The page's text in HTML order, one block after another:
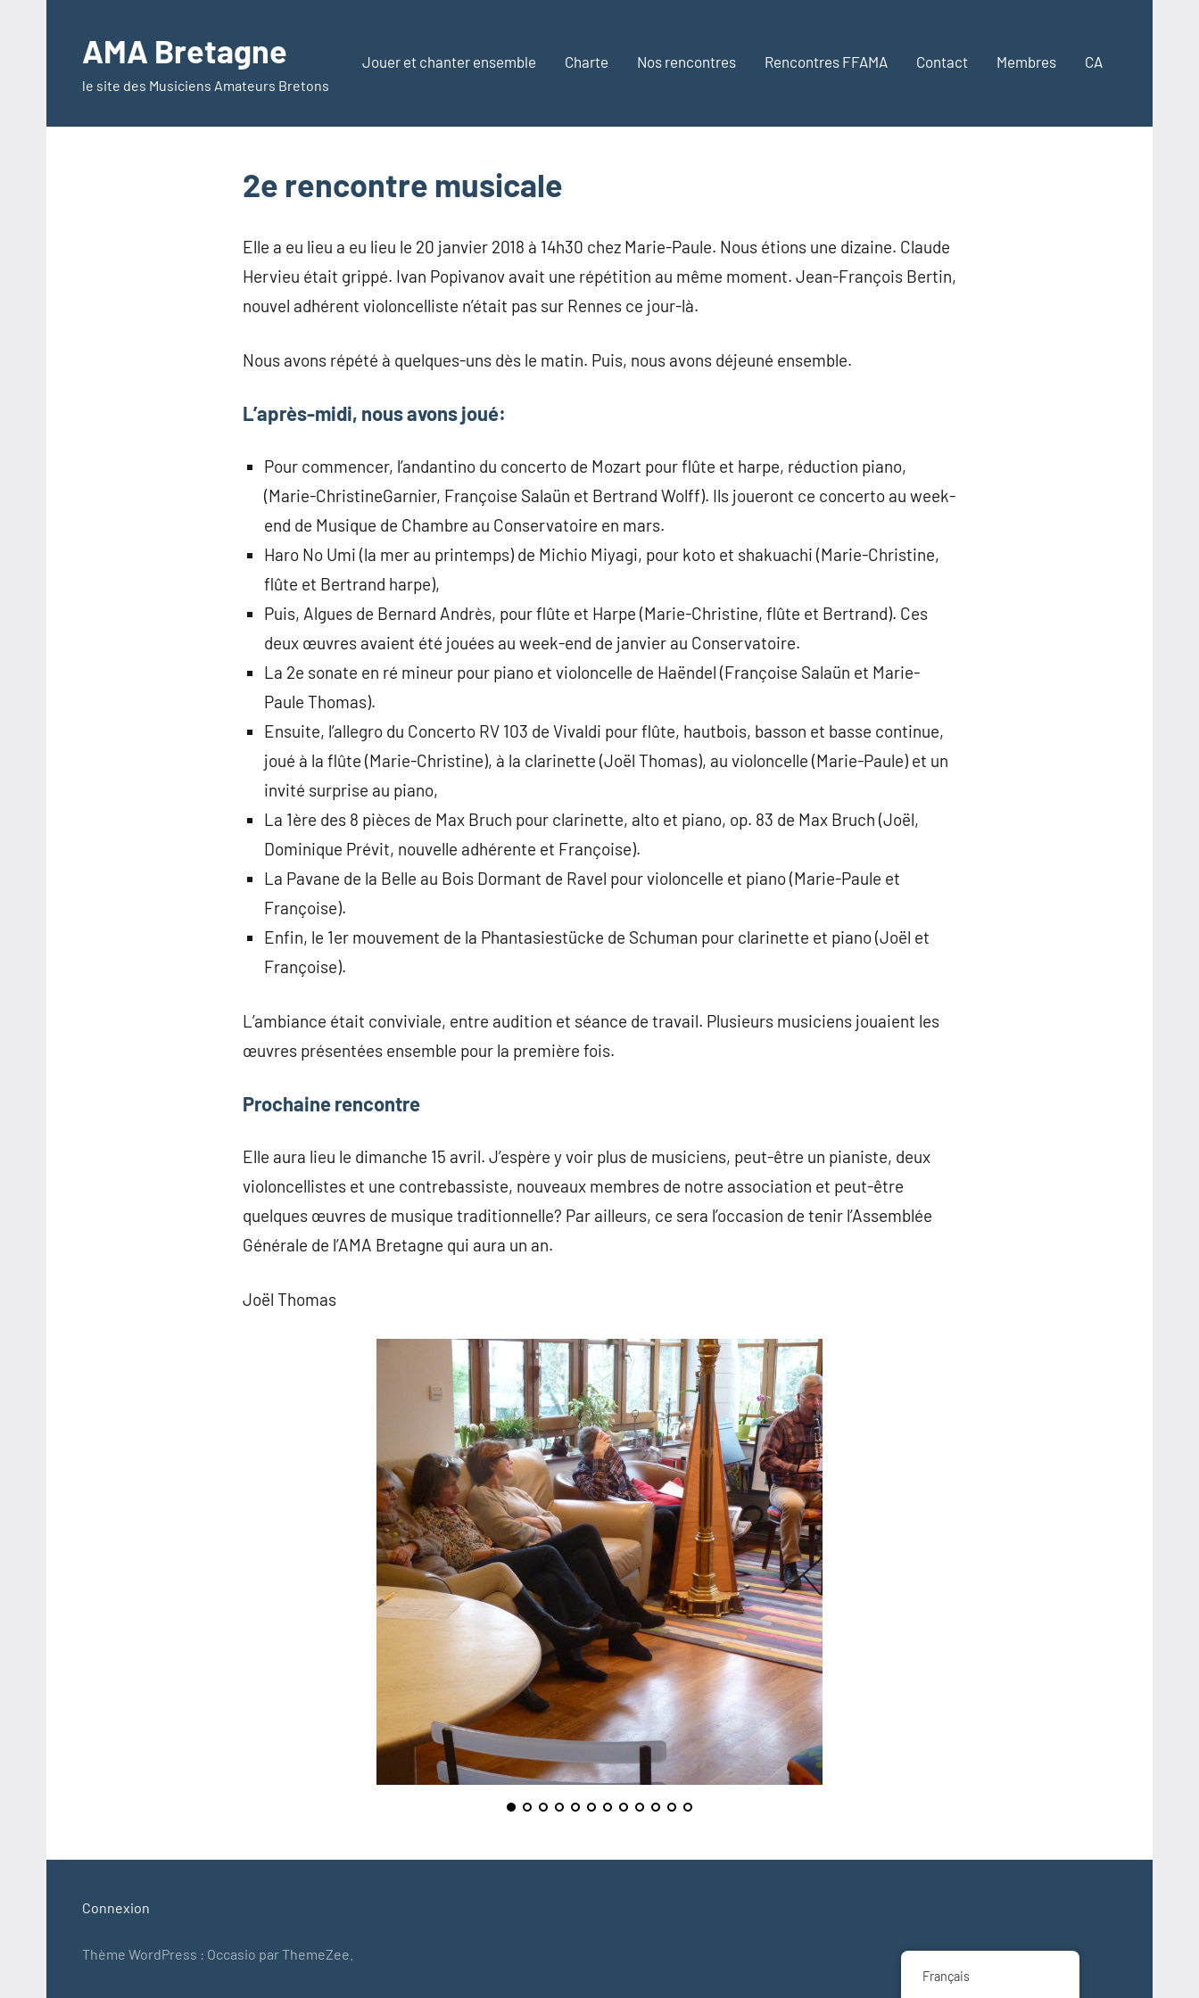
contenuAMA Bretagne
le site des Musiciens Amateurs Bretons
Jouer et chanter ensemble Charte Nos rencontres Rencontres FFAMA Contact Membres CA
2e rencontre musicale
Elle a eu lieu a eu lieu le 20 janvier 2018 à 14h30 chez Marie-Paule. Nous étions une dizaine. Claude
Hervieu était grippé. Ivan Popivanov avait une répétition au même moment. Jean-François Bertin,
nouvel adhérent violoncelliste n’était pas sur Rennes ce jour-là.
Nous avons répété à quelques-uns dès le matin. Puis, nous avons déjeuné ensemble.
L’après-midi, nous avons joué:
Pour commencer, l’andantino du concerto de Mozart pour flûte et harpe, réduction piano,
(Marie-ChristineGarnier, Françoise Salaün et Bertrand Wolff). Ils joueront ce concerto au week-
end de Musique de Chambre au Conservatoire en mars.
Haro No Umi (la mer au printemps) de Michio Miyagi, pour koto et shakuachi (Marie-Christine,
flûte et Bertrand harpe),
Puis, Algues de Bernard Andrès, pour flûte et Harpe (Marie-Christine, flûte et Bertrand). Ces
deux œuvres avaient été jouées au week-end de janvier au Conservatoire.
La 2e sonate en ré mineur pour piano et violoncelle de Haëndel (Françoise Salaün et Marie-
Paule Thomas).
Ensuite, l’allegro du Concerto RV 103 de Vivaldi pour flûte, hautbois, basson et basse continue,
joué à la flûte (Marie-Christine), à la clarinette (Joël Thomas), au violoncelle (Marie-Paule) et un
invité surprise au piano,
La 1ère des 8 pièces de Max Bruch pour clarinette, alto et piano, op. 83 de Max Bruch (Joël,
Dominique Prévit, nouvelle adhérente et Françoise).
La Pavane de la Belle au Bois Dormant de Ravel pour violoncelle et piano (Marie-Paule et
Françoise).
Enfin, le 1er mouvement de la Phantasiestücke de Schuman pour clarinette et piano (Joël et
Françoise).
L’ambiance était conviviale, entre audition et séance de travail. Plusieurs musiciens jouaient les
œuvres présentées ensemble pour la première fois.
Prochaine rencontre
Elle aura lieu le dimanche 15 avril. J’espère y voir plus de musiciens, peut-être un pianiste, deux
violoncellistes et une contrebassiste, nouveaux membres de notre association et peut-être
quelques œuvres de musique traditionnelle? Par ailleurs, ce sera l’occasion de tenir l’Assemblée
Générale de l’AMA Bretagne qui aura un an.
Joël Thomas
Connexion
Thème WordPress : Occasio par ThemeZee.
Français